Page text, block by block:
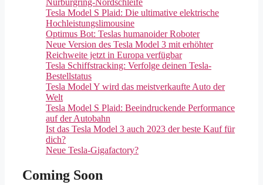
Tesla Model S Plaid: Die ultimative elektrische
Hochleistungslimousine
Optimus Bot: Teslas humanoider Roboter
Neue Version des Tesla Model 3 mit erhöhter
Reichweite jetzt in Europa verfügbar
Tesla Schiffstracking: Verfolge deinen Tesla-
Bestellstatus
Tesla Model Y wird das meistverkaufte Auto der
Welt
Tesla Model S Plaid: Beeindruckende Performance
auf der Autobahn
Ist das Tesla Model 3 auch 2023 der beste Kauf für
dich?
Neue Tesla-Gigafactory?
Coming Soon